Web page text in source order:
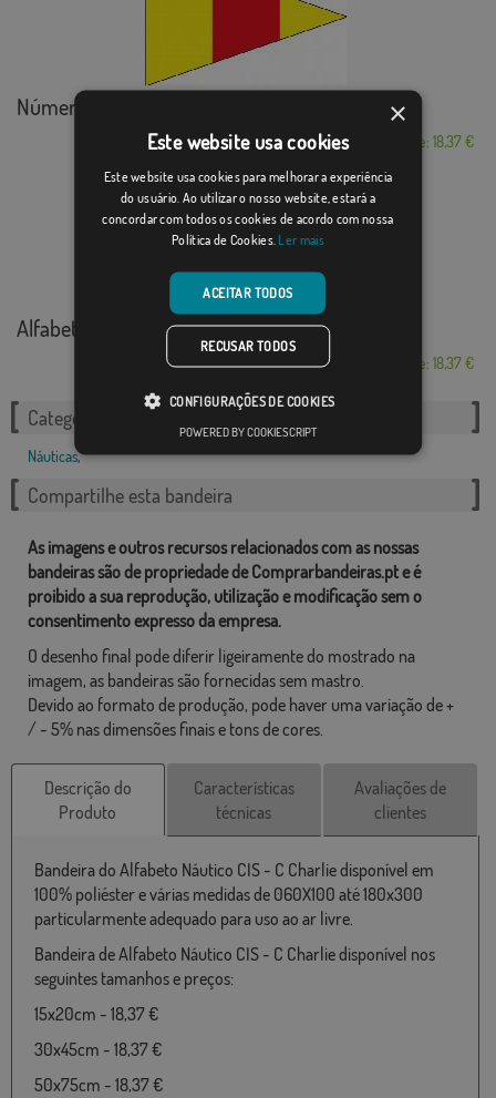
Número náutico 0 CIS
Desde: 18,37 €
Alfabeto Náutico ...
Desde: 18,37 €
Categorias relacionadas:
Náuticas,
Compartilhe esta bandeira
As imagens e outros recursos relacionados com as nossas
bandeiras são de propriedade de Comprarbandeiras.pt e é
proibido a sua reprodução, utilização e modificação sem o
consentimento expresso da empresa.
O desenho final pode diferir ligeiramente do mostrado na
imagem, as bandeiras são fornecidas sem mastro.
Devido ao formato de produção, pode haver uma variação de +
/ - 5% nas dimensões finais e tons de cores.
Descrição do
Produto
Características
técnicas
Avaliações de
clientes
Bandeira do Alfabeto Náutico CIS - C Charlie disponível em
100% poliéster e várias medidas de 060X100 até 180x300
particularmente adequado para uso ao ar livre.
Bandeira de Alfabeto Náutico CIS - C Charlie disponível nos
seguintes tamanhos e preços:
15x20cm - 18,37 €
30x45cm - 18,37 €
50x75cm - 18,37 €
×
Este website usa cookies
Este website usa cookies para melhorar a experiência
do usuário. Ao utilizar o nosso website, estará a
concordar com todos os cookies de acordo com nossa
Política de Cookies. Ler mais
ACEITAR TODOS
RECUSAR TODOS
CONFIGURAÇÕES DE COOKIES
POWERED BY COOKIESCRIPT